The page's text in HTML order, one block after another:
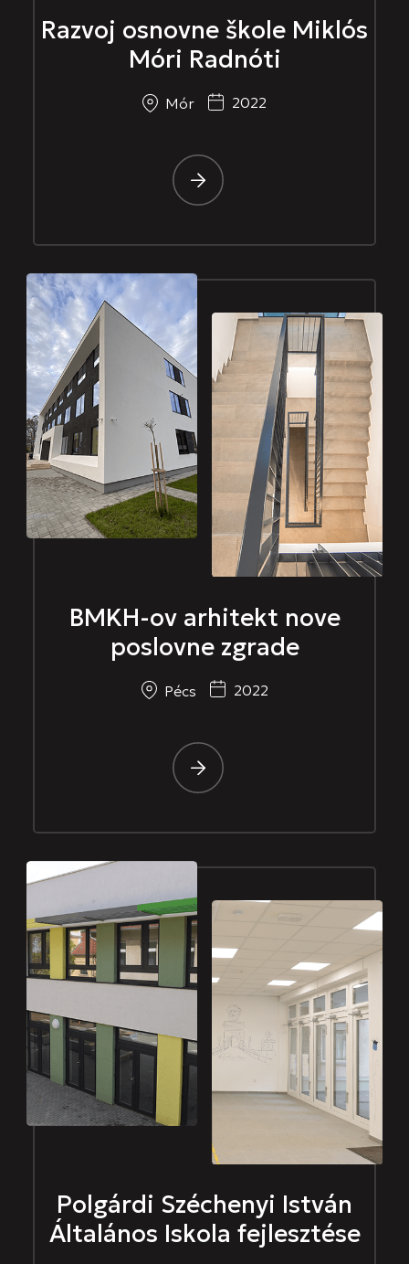
Razvoj osnovne škole Miklós
Móri Radnóti
Mór 2022
BMKH-ov arhitekt nove
poslovne zgrade
Pécs 2022
Polgárdi Széchenyi István
Általános Iskola fejlesztése